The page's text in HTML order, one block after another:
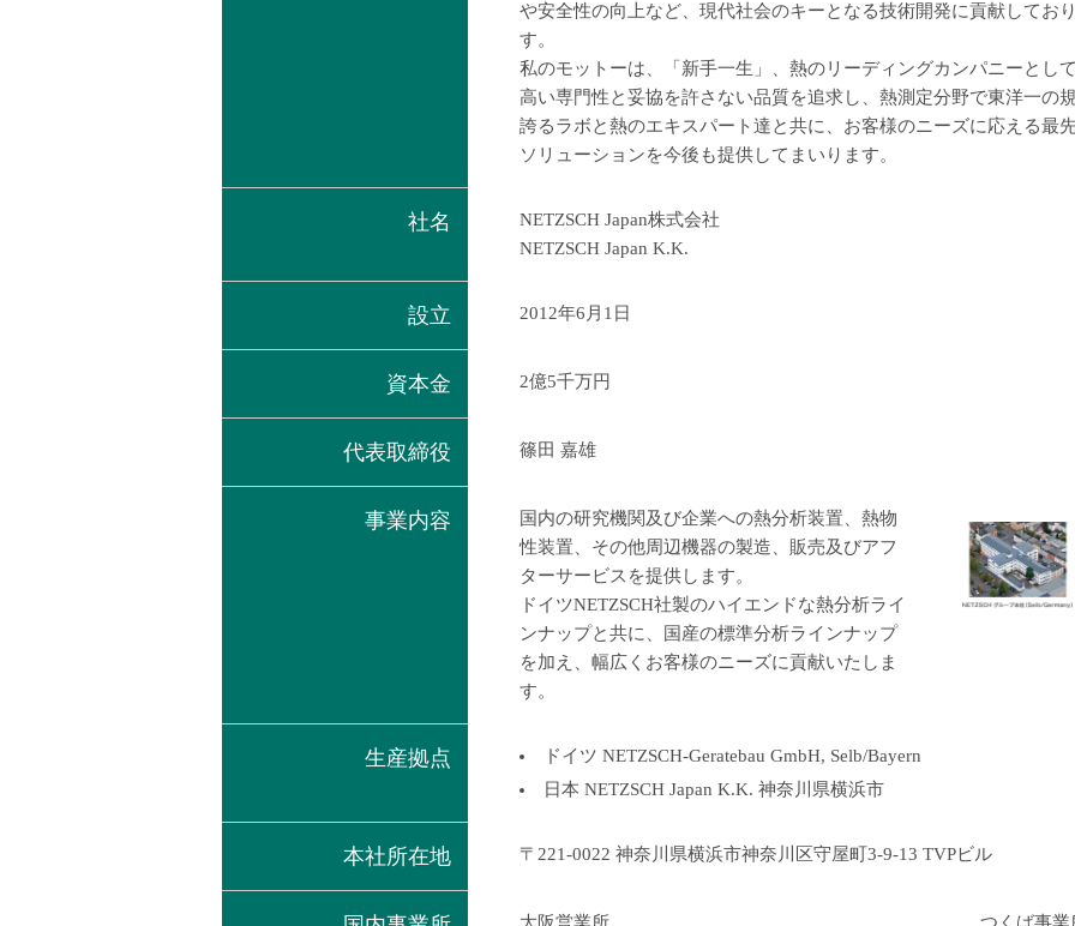
や安全性の向上など、現代社会のキーとなる技術開発に貢献してお
す。
私のモットーは、「新手一生」、熱のリーディングカンパニーとし
高い専門性と妥協を許さない品質を追求し、熱測定分野で東洋一の
誇るラボと熱のエキスパート達と共に、お客様のニーズに応える最
ソリューションを今後も提供してまいります。
社名
NETZSCH Japan株式会社
NETZSCH Japan K.K.
設立 2012年6月1日
資本金 2億5千万円
代表取締役 篠田 嘉雄
事業内容
国内の研究機関及び企業への熱分析装置、熱物
性装置、その他周辺機器の製造、販売及びアフ
ターサービスを提供します。
ドイツNETZSCH社製のハイエンドな熱分析ライ
ンナップと共に、国産の標準分析ラインナップ
を加え、幅広くお客様のニーズに貢献いたしま
す。
生産拠点
ドイツ NETZSCH-Geratebau GmbH, Selb/Bayern
日本 NETZSCH Japan K.K. 神奈川県横浜市
本社所在地 〒221-0022 神奈川県横浜市神奈川区守屋町3-9-13 TVPビル
大阪営業所
つくば事業